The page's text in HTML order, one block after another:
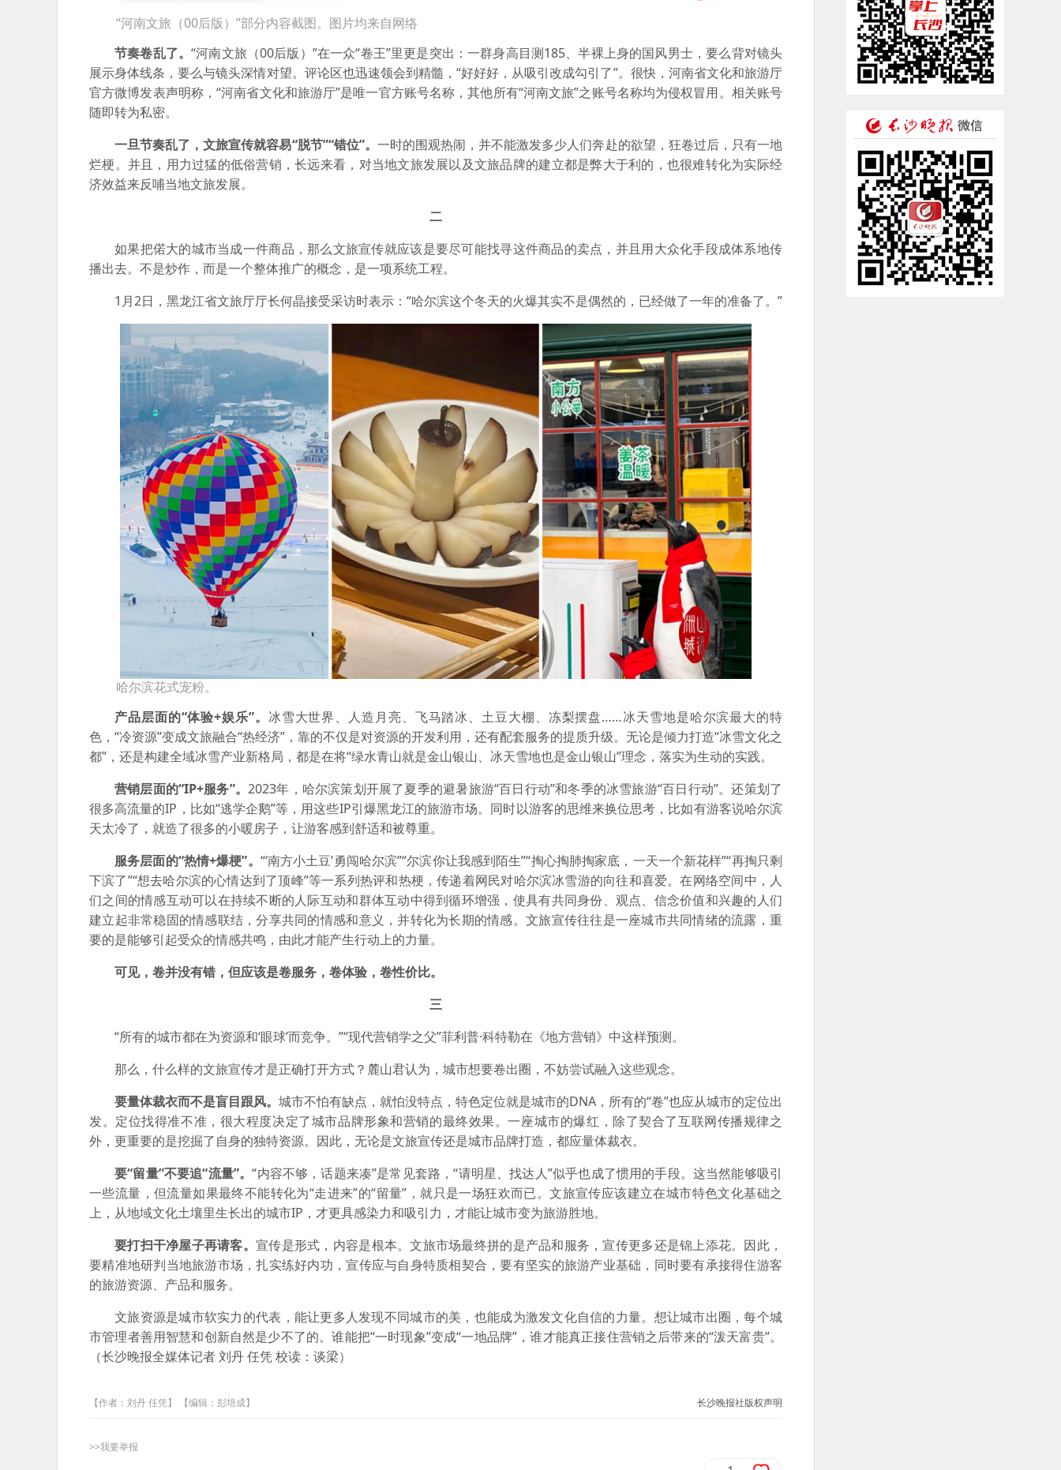
“河南文旅（00后版）”部分内容截图。图片均来自网络
节奏卷乱了。“河南文旅（00后版）”在一众“卷王”里更是突出：一群身高目测185、半裸上身的国风男士，要么背对镜头
展示身体线条，要么与镜头深情对望。评论区也迅速领会到精髓，“好好好，从吸引改成勾引了”。很快，河南省文化和旅游厅
官方微博发表声明称，“河南省文化和旅游厅”是唯一官方账号名称，其他所有“河南文旅”之账号名称均为侵权冒用。相关账号
随即转为私密。
一旦节奏乱了，文旅宣传就容易“脱节”“错位”。 一时的围观热闹，并不能激发多少人们奔赴的欲望，狂卷过后，只有一地
烂梗。并且，用力过猛的低俗营销，长远来看，对当地文旅发展以及文旅品牌的建立都是弊大于利的，也很难转化为实际经
济效益来反哺当地文旅发展。
二
如果把偌大的城市当成一件商品，那么文旅宣传就应该是要尽可能找寻这件商品的卖点，并且用大众化手段成体系地传
播出去。不是炒作，而是一个整体推广的概念，是一项系统工程。
1月2日，黑龙江省文旅厅厅长何晶接受采访时表示：“哈尔滨这个冬天的火爆其实不是偶然的，已经做了一年的准备了。”
哈尔滨花式宠粉。
产品层面的“体验+娱乐”。 冰雪大世界、人造月亮、飞马踏冰、土豆大棚、冻梨摆盘……冰天雪地是哈尔滨最大的特
色，“冷资源”变成文旅融合“热经济”，靠的不仅是对资源的开发利用，还有配套服务的提质升级。无论是倾力打造“冰雪文化之
都”，还是构建全域冰雪产业新格局，都是在将“绿水青山就是金山银山、冰天雪地也是金山银山”理念，落实为生动的实践。
营销层面的“IP+服务”。2023年，哈尔滨策划开展了夏季的避暑旅游“百日行动”和冬季的冰雪旅游“百日行动”。还策划了
很多高流量的IP，比如“逃学企鹅”等，用这些IP引爆黑龙江的旅游市场。同时以游客的思维来换位思考，比如有游客说哈尔滨
天太冷了，就造了很多的小暖房子，让游客感到舒适和被尊重。
服务层面的“热情+爆梗”。 “‘南方小土豆’勇闯哈尔滨”“尔滨你让我感到陌生”“掏心掏肺掏家底，一天一个新花样”“再掏只剩
下滨了”“想去哈尔滨的心情达到了顶峰”等一系列热评和热梗，传递着网民对哈尔滨冰雪游的向往和喜爱。在网络空间中，人
们之间的情感互动可以在持续不断的人际互动和群体互动中得到循环增强，使具有共同身份、观点、信念价值和兴趣的人们
建立起非常稳固的情感联结，分享共同的情感和意义，并转化为长期的情感。文旅宣传往往是一座城市共同情绪的流露，重
要的是能够引起受众的情感共鸣，由此才能产生行动上的力量。
可见，卷并没有错，但应该是卷服务，卷体验，卷性价比。
三
“所有的城市都在为资源和‘眼球’而竞争。”“现代营销学之父”菲利普·科特勒在《地方营销》中这样预测。
那么，什么样的文旅宣传才是正确打开方式？麓山君认为，城市想要卷出圈，不妨尝试融入这些观念。
要量体裁衣而不是盲目跟风。 城市不怕有缺点，就怕没特点，特色定位就是城市的DNA，所有的“卷”也应从城市的定位出
发。定位找得准不准，很大程度决定了城市品牌形象和营销的最终效果。一座城市的爆红，除了契合了互联网传播规律之
外，更重要的是挖掘了自身的独特资源。因此，无论是文旅宣传还是城市品牌打造，都应量体裁衣。
要“留量”不要追“流量”。“内容不够，话题来凑”是常见套路，“请明星、找达人”似乎也成了惯用的手段。这当然能够吸引
一些流量，但流量如果最终不能转化为“走进来”的“留量”，就只是一场狂欢而已。文旅宣传应该建立在城市特色文化基础之
上，从地域文化土壤里生长出的城市IP，才更具感染力和吸引力，才能让城市变为旅游胜地。
要打扫干净屋子再请客。宣传是形式，内容是根本。文旅市场最终拼的是产品和服务，宣传更多还是锦上添花。因此，
要精准地研判当地旅游市场，扎实练好内功，宣传应与自身特质相契合，要有坚实的旅游产业基础，同时要有承接得住游客
的旅游资源、产品和服务。
文旅资源是城市软实力的代表，能让更多人发现不同城市的美，也能成为激发文化自信的力量。想让城市出圈，每个城
市管理者善用智慧和创新自然是少不了的。谁能把“一时现象”变成“一地品牌”，谁才能真正接住营销之后带来的“泼天富贵”。
（长沙晚报全媒体记者 刘丹 任凭 校读：谈梁）
【作者：刘丹 任凭】 【编辑：彭培成】 长沙晚报社版权声明
>>我要举报